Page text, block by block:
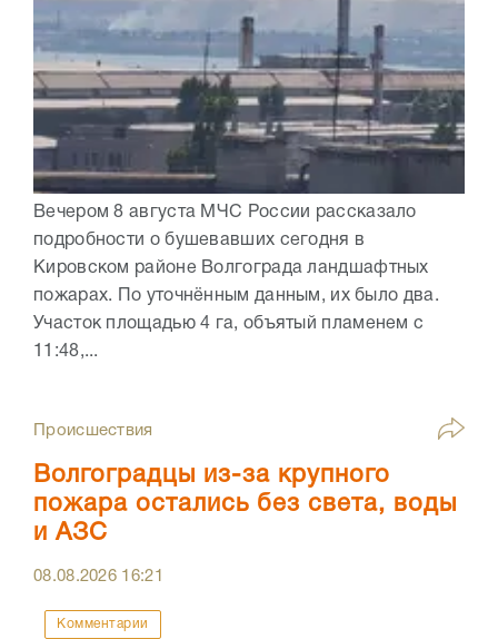
Вечером 8 августа МЧС России рассказало
подробности о бушевавших сегодня в
Кировском районе Волгограда ландшафтных
пожарах. По уточнённым данным, их было два.
Участок площадью 4 га, объятый пламенем с
11:48,...
Происшествия
Волгоградцы из-за крупного
пожара остались без света, воды
и АЗС
08.08.2026 16:21
Комментарии